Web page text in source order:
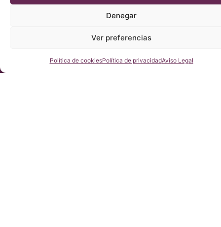
Denegar
Ver preferencias
Política de cookiesPolítica de privacidadAviso Legal
Consúltenos